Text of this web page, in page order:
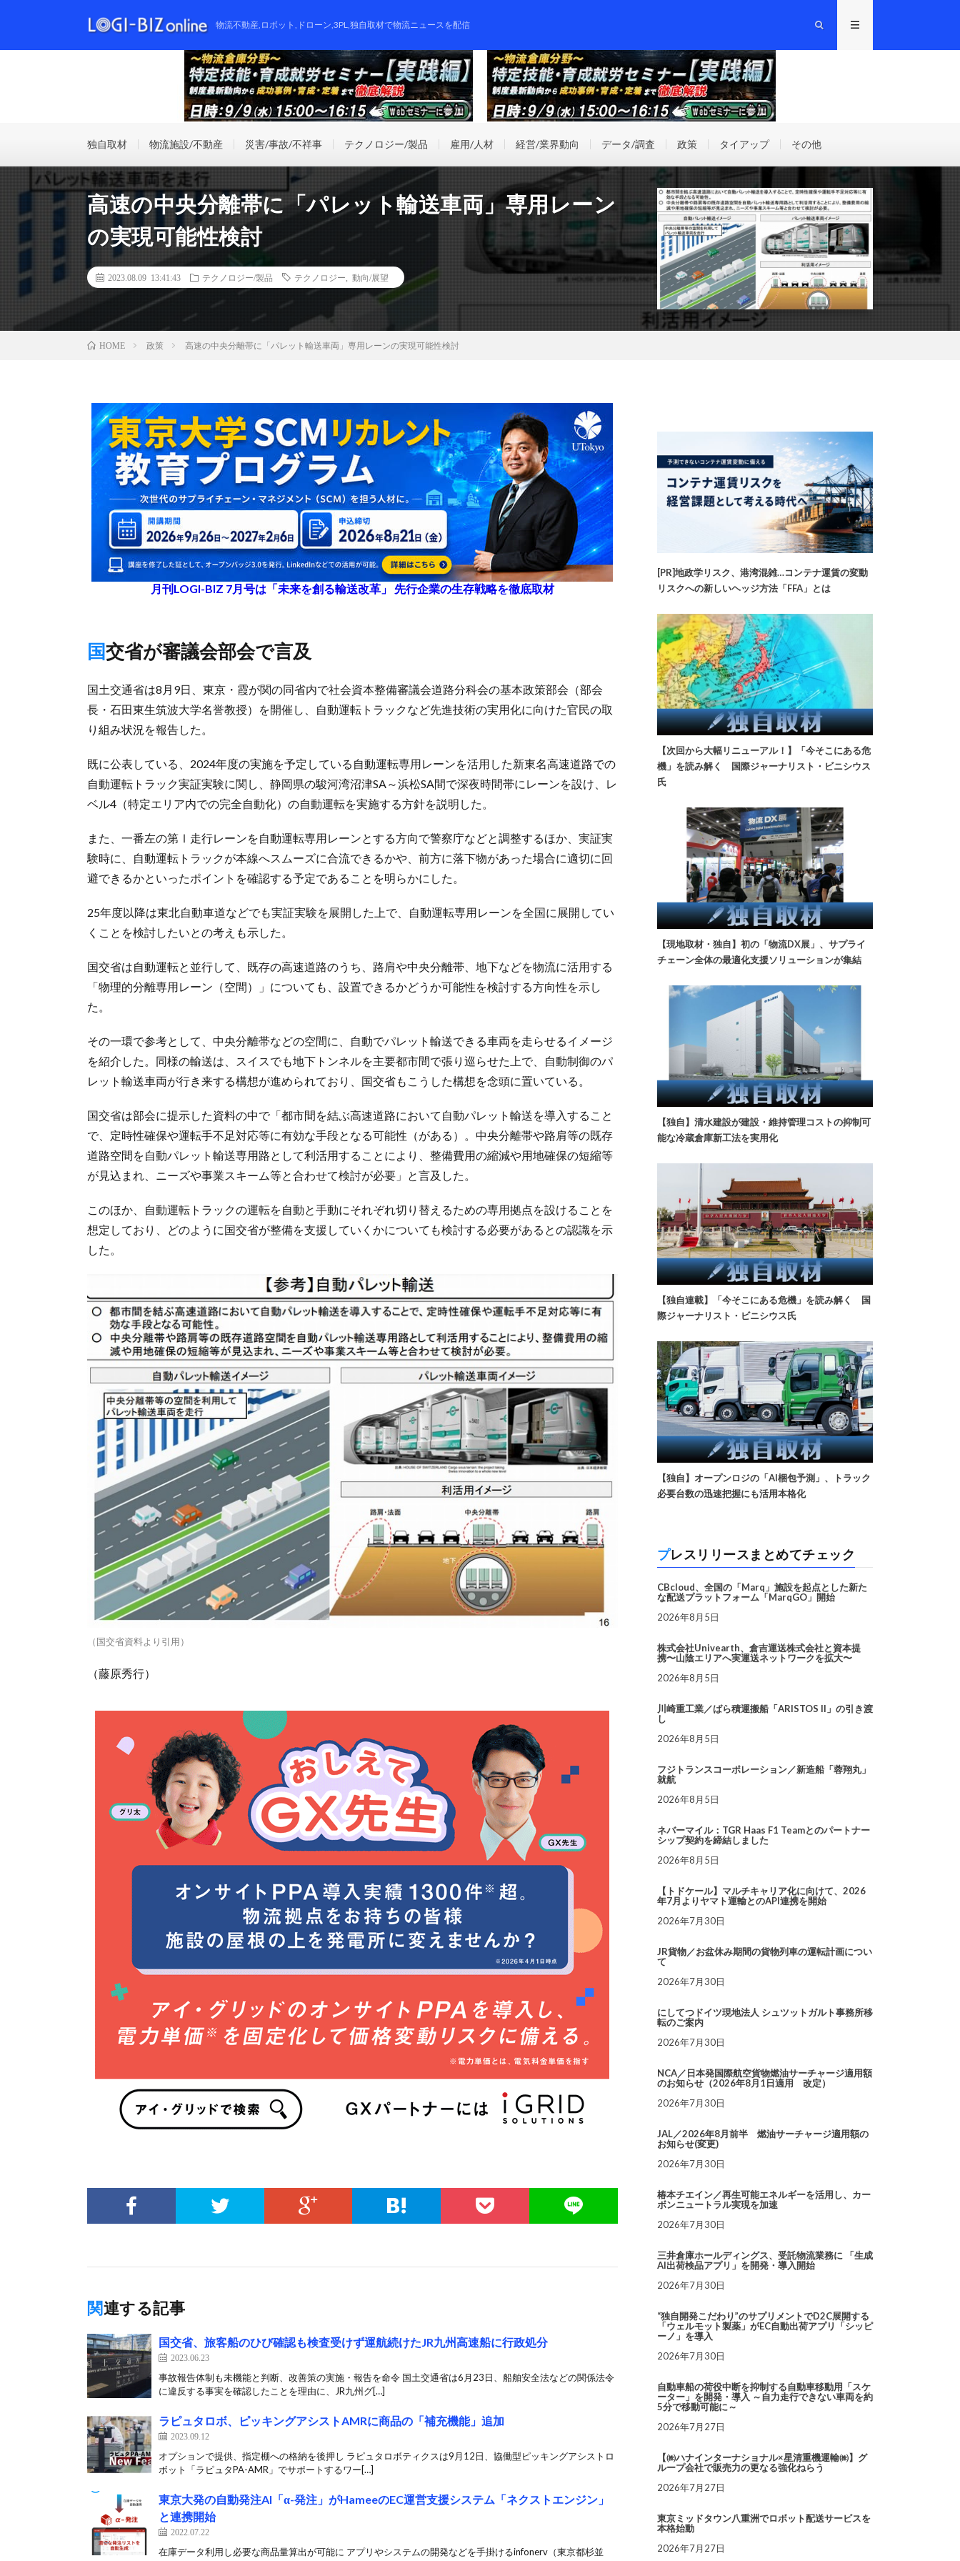
物流不動産,ロボット,ドローン,3PL,独自取材で物流ニュースを配信
独自取材 物流施設/不動産 災害/事故/不祥事 テクノロジー/製品 雇用/人材 経営/業界動向 データ/調査 政策 タイアップ その他
高速の中央分離帯に「パレット輸送車両」専用レーン
の実現可能性検討
2023.08.09 13:41:43 テクノロジー/製品 テクノロジー 動向/展望
HOME 政策 高速の中央分離帯に「パレット輸送車両」専用レーンの実現可能性検討
月刊LOGI-BIZ 7月号は「未来を創る輸送改革」 先行企業の生存戦略を徹底取材
国交省が審議会部会で言及
国土交通省は8月9日、東京・霞が関の同省内で社会資本整備審議会道路分科会の基本政策部会（部会
長・石田東生筑波大学名誉教授）を開催し、自動運転トラックなど先進技術の実用化に向けた官民の取
り組み状況を報告した。
既に公表している、2024年度の実施を予定している自動運転専用レーンを活用した新東名高速道路での
自動運転トラック実証実験に関し、静岡県の駿河湾沼津SA～浜松SA間で深夜時間帯にレーンを設け、レ
ベル4（特定エリア内での完全自動化）の自動運転を実施する方針を説明した。
また、一番左の第Ⅰ走行レーンを自動運転専用レーンとする方向で警察庁などと調整するほか、実証実
験時に、自動運転トラックが本線へスムーズに合流できるかや、前方に落下物があった場合に適切に回
避できるかといったポイントを確認する予定であることを明らかにした。
25年度以降は東北自動車道などでも実証実験を展開した上で、自動運転専用レーンを全国に展開してい
くことを検討したいとの考えも示した。
国交省は自動運転と並行して、既存の高速道路のうち、路肩や中央分離帯、地下などを物流に活用する
「物理的分離専用レーン（空間）」についても、設置できるかどうか可能性を検討する方向性を示し
た。
その一環で参考として、中央分離帯などの空間に、自動でパレット輸送できる車両を走らせるイメージ
を紹介した。同様の輸送は、スイスでも地下トンネルを主要都市間で張り巡らせた上で、自動制御のパ
レット輸送車両が行き来する構想が進められており、国交省もこうした構想を念頭に置いている。
国交省は部会に提示した資料の中で「都市間を結ぶ高速道路において自動パレット輸送を導入すること
で、定時性確保や運転手不足対応等に有効な手段となる可能性（がある）。中央分離帯や路肩等の既存
道路空間を自動パレット輸送専用路として利活用することにより、整備費用の縮減や用地確保の短縮等
が見込まれ、ニーズや事業スキーム等と合わせて検討が必要」と言及した。
このほか、自動運転トラックの運転を自動と手動にそれぞれ切り替えるための専用拠点を設けることを
想定しており、どのように国交省が整備を支援していくかについても検討する必要があるとの認識を示
した。
（国交省資料より引用）
（藤原秀行）
関連する記事
国交省、旅客船のひび確認も検査受けず運航続けたJR九州高速船に行政処分
2023.06.23
事故報告体制も未機能と判断、改善策の実施・報告を命令 国土交通省は6月23日、船舶安全法などの関係法令
に違反する事実を確認したことを理由に、JR九州グ[…]
ラピュタロボ、ピッキングアシストAMRに商品の「補充機能」追加
2023.09.12
オプションで提供、指定棚への格納を後押し ラピュタロボティクスは9月12日、協働型ピッキングアシストロ
ボット「ラピュタPA-AMR」でサポートするワー[…]
東京大発の自動発注AI「α-発注」がHameeのEC運営支援システム「ネクストエンジン」
と連携開始
2022.07.22
在庫データ利用し必要な商品量算出が可能に アプリやシステムの開発などを手掛けるinfonerv（東京都杉並
[PR]地政学リスク、港湾混雑…コンテナ運賃の変動
リスクへの新しいヘッジ方法「FFA」とは
【次回から大幅リニューアル！】「今そこにある危
機」を読み解く 国際ジャーナリスト・ビニシウス
氏
【現地取材・独自】初の「物流DX展」、サプライ
チェーン全体の最適化支援ソリューションが集結
【独自】清水建設が建設・維持管理コストの抑制可
能な冷蔵倉庫新工法を実用化
【独自連載】「今そこにある危機」を読み解く 国
際ジャーナリスト・ビニシウス氏
【独自】オープンロジの「AI梱包予測」、トラック
必要台数の迅速把握にも活用本格化
プレスリリースまとめてチェック
CBcloud、全国の「Marq」施設を起点とした新た
な配送プラットフォーム「MarqGO」開始
2026年8月5日
株式会社Univearth、倉吉運送株式会社と資本提
携〜山陰エリアへ実運送ネットワークを拡大〜
2026年8月5日
川崎重工業／ばら積運搬船「ARISTOS II」の引き渡
し
2026年8月5日
フジトランスコーポレーション／新造船「蓉翔丸」
就航
2026年8月5日
ネバーマイル：TGR Haas F1 Teamとのパートナー
シップ契約を締結しました
2026年8月5日
【トドケール】マルチキャリア化に向けて、2026
年7月よりヤマト運輸とのAPI連携を開始
2026年7月30日
JR貨物／お盆休み期間の貨物列車の運転計画につい
て
2026年7月30日
にしてつドイツ現地法人 シュツットガルト事務所移
転のご案内
2026年7月30日
NCA／日本発国際航空貨物燃油サーチャージ適用額
のお知らせ（2026年8月1日適用 改定）
2026年7月30日
JAL／2026年8月前半 燃油サーチャージ適用額の
お知らせ(変更)
2026年7月30日
椿本チエイン／再生可能エネルギーを活用し、カー
ボンニュートラル実現を加速
2026年7月30日
三井倉庫ホールディングス、受託物流業務に 「生成
AI出荷検品アプリ」を開発・導入開始
2026年7月30日
“独自開発こだわり”のサプリメントでD2C展開する
「ウェルモット製薬」がEC自動出荷アプリ「シッピ
ーノ」を導入
2026年7月30日
自動車船の荷役中断を抑制する自動車移動用「スケ
ーター」を開発・導入 ～自力走行できない車両を約
5分で移動可能に～
2026年7月27日
【㈱ハナインターナショナル×星清重機運輸㈱】グ
ループ会社で販売力の更なる強化ねらう
2026年7月27日
東京ミッドタウン八重洲でロボット配送サービスを
本格始動
2026年7月27日